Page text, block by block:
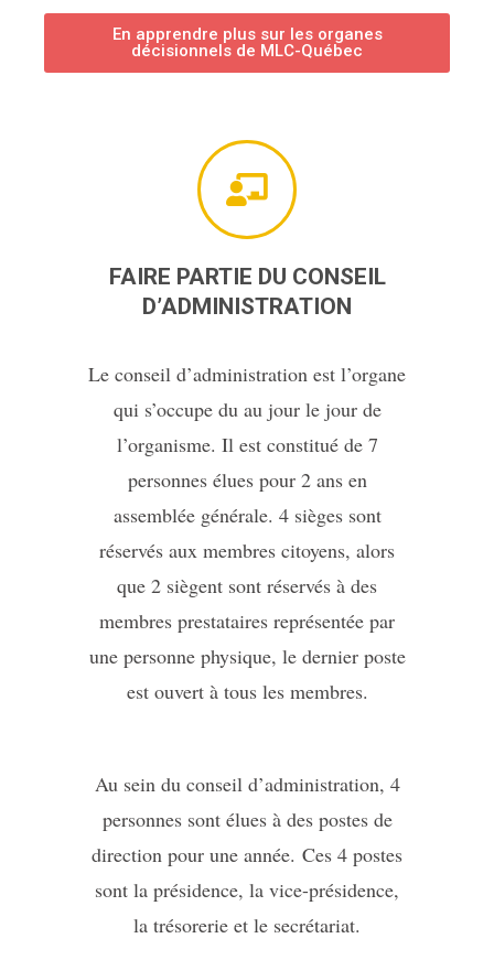
En apprendre plus sur les organes
décisionnels de MLC-Québec
FAIRE PARTIE DU CONSEIL
D’ADMINISTRATION
Le conseil d’administration est l’organe
qui s’occupe du au jour le jour de
l’organisme. Il est constitué de 7
personnes élues pour 2 ans en
assemblée générale. 4 sièges sont
réservés aux membres citoyens, alors
que 2 siègent sont réservés à des
membres prestataires représentée par
une personne physique, le dernier poste
est ouvert à tous les membres.
Au sein du conseil d’administration, 4
personnes sont élues à des postes de
direction pour une année. Ces 4 postes
sont la présidence, la vice-présidence,
la trésorerie et le secrétariat.